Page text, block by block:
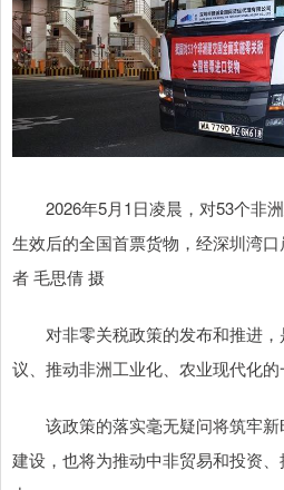
2026年5月1日凌晨，对53个非
生效后的全国首票货物，经深圳湾
者 毛思倩 摄
对非零关税政策的发布和推进，
议、推动非洲工业化、农业现代化的
该政策的落实毫无疑问将筑牢新
建设，也将为推动中非贸易和投资